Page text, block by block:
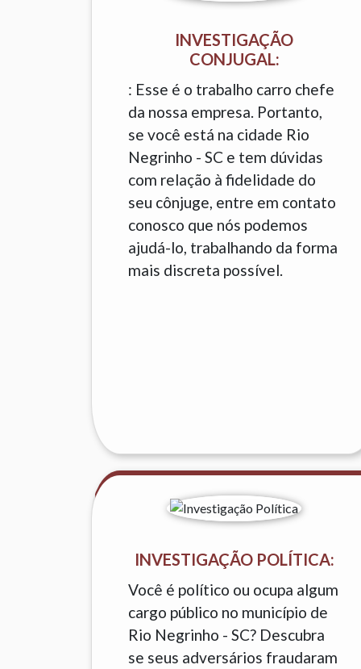
INVESTIGAÇÃO
CONJUGAL:
: Esse é o trabalho carro chefe
da nossa empresa. Portanto,
se você está na cidade Rio
Negrinho - SC e tem dúvidas
com relação à fidelidade do
seu cônjuge, entre em contato
conosco que nós podemos
ajudá-lo, trabalhando da forma
mais discreta possível.
INVESTIGAÇÃO POLÍTICA:
Você é político ou ocupa algum
cargo público no município de
Rio Negrinho - SC? Descubra
se seus adversários fraudaram